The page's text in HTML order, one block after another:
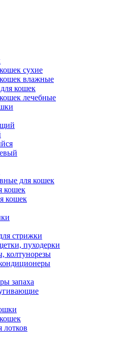
сухие
влажные
кошек
лечебные
для кошек
кошек
кошек
стрижки
пуходерки
колтунорезы
запаха
лотков